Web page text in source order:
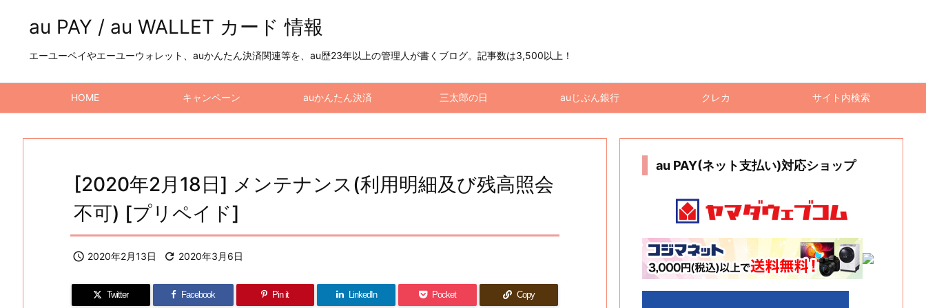
au PAY / au WALLET カード 情報
エーユーペイやエーユーウォレット、auかんたん決済関連等を、au歴23年以上の管理人が書くブログ。記事数は3,500以上！
HOME キャンペーン auかんたん決済 三太郎の日 auじぶん銀行 クレカ サイト内検索
[2020年2月18日] メンテナンス(利用明細及び残高照会
不可) [プリペイド]
 2020年2月13日  2020年3月6日
Twitter Facebook Pin it LinkedIn Pocket Copy
au PAY(ネット支払い)対応ショップ